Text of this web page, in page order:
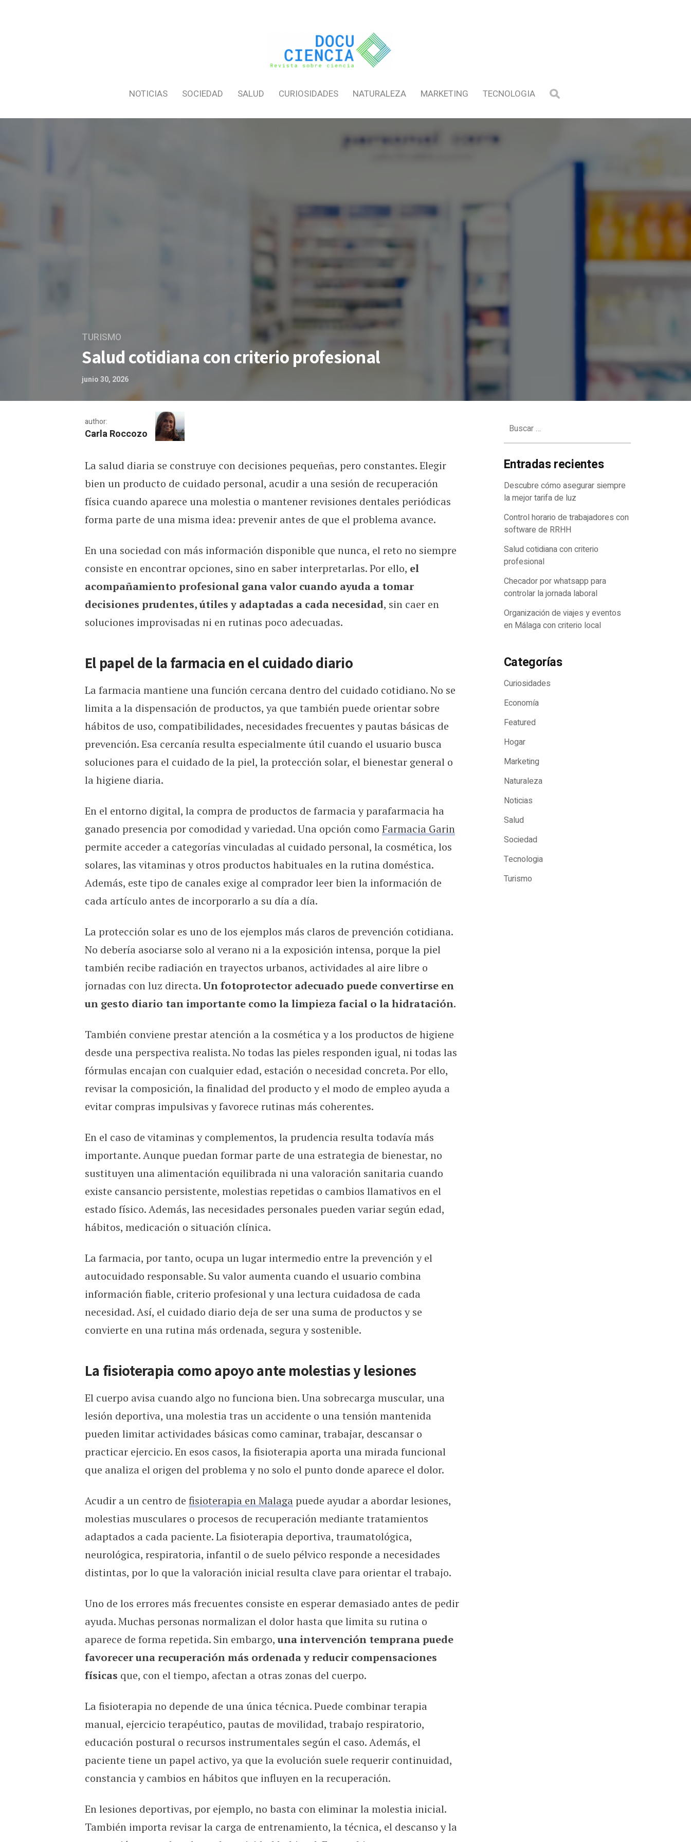
NOTICIAS SOCIEDAD SALUD CURIOSIDADES NATURALEZA MARKETING TECNOLOGIA
TURISMO
Salud cotidiana con criterio profesional
junio 30, 2026
author:
Carla Roccozo
Salud cotidiana con criterio profesional
La salud diaria se construye con decisiones pequeñas, pero constantes. Elegir
bien un producto de cuidado personal, acudir a una sesión de recuperación
física cuando aparece una molestia o mantener revisiones dentales periódicas
forma parte de una misma idea: prevenir antes de que el problema avance.
En una sociedad con más información disponible que nunca, el reto no siempre
consiste en encontrar opciones, sino en saber interpretarlas. Por ello, el
acompañamiento profesional gana valor cuando ayuda a tomar
decisiones prudentes, útiles y adaptadas a cada necesidad, sin caer en
soluciones improvisadas ni en rutinas poco adecuadas.
El papel de la farmacia en el cuidado diario
La farmacia mantiene una función cercana dentro del cuidado cotidiano. No se
limita a la dispensación de productos, ya que también puede orientar sobre
hábitos de uso, compatibilidades, necesidades frecuentes y pautas básicas de
prevención. Esa cercanía resulta especialmente útil cuando el usuario busca
soluciones para el cuidado de la piel, la protección solar, el bienestar general o
la higiene diaria.
En el entorno digital, la compra de productos de farmacia y parafarmacia ha
ganado presencia por comodidad y variedad. Una opción como Farmacia Garin
permite acceder a categorías vinculadas al cuidado personal, la cosmética, los
solares, las vitaminas y otros productos habituales en la rutina doméstica.
Además, este tipo de canales exige al comprador leer bien la información de
cada artículo antes de incorporarlo a su día a día.
La protección solar es uno de los ejemplos más claros de prevención cotidiana.
No debería asociarse solo al verano ni a la exposición intensa, porque la piel
también recibe radiación en trayectos urbanos, actividades al aire libre o
jornadas con luz directa.Un fotoprotector adecuado puede convertirse en
un gesto diario tan importante como la limpieza facial o la hidratación.
También conviene prestar atención a la cosmética y a los productos de higiene
desde una perspectiva realista. No todas las pieles responden igual, ni todas las
fórmulas encajan con cualquier edad, estación o necesidad concreta. Por ello,
revisar la composición, la finalidad del producto y el modo de empleo ayuda a
evitar compras impulsivas y favorece rutinas más coherentes.
En el caso de vitaminas y complementos, la prudencia resulta todavía más
importante. Aunque puedan formar parte de una estrategia de bienestar, no
sustituyen una alimentación equilibrada ni una valoración sanitaria cuando
existe cansancio persistente, molestias repetidas o cambios llamativos en el
estado físico. Además, las necesidades personales pueden variar según edad,
hábitos, medicación o situación clínica.
La farmacia, por tanto, ocupa un lugar intermedio entre la prevención y el
autocuidado responsable. Su valor aumenta cuando el usuario combina
información fiable, criterio profesional y una lectura cuidadosa de cada
necesidad. Así, el cuidado diario deja de ser una suma de productos y se
convierte en una rutina más ordenada, segura y sostenible.
La fisioterapia como apoyo ante molestias y lesiones
El cuerpo avisa cuando algo no funciona bien. Una sobrecarga muscular, una
lesión deportiva, una molestia tras un accidente o una tensión mantenida
pueden limitar actividades básicas como caminar, trabajar, descansar o
practicar ejercicio. En esos casos, la fisioterapia aporta una mirada funcional
que analiza el origen del problema y no solo el punto donde aparece el dolor.
Acudir a un centro de fisioterapia en Malaga puede ayudar a abordar lesiones,
molestias musculares o procesos de recuperación mediante tratamientos
adaptados a cada paciente. La fisioterapia deportiva, traumatológica,
neurológica, respiratoria, infantil o de suelo pélvico responde a necesidades
distintas, por lo que la valoración inicial resulta clave para orientar el trabajo.
Uno de los errores más frecuentes consiste en esperar demasiado antes de pedir
ayuda. Muchas personas normalizan el dolor hasta que limita su rutina o
aparece de forma repetida. Sin embargo, una intervención temprana puede
favorecer una recuperación más ordenada y reducir compensaciones
físicas que, con el tiempo, afectan a otras zonas del cuerpo.
La fisioterapia no depende de una única técnica. Puede combinar terapia
manual, ejercicio terapéutico, pautas de movilidad, trabajo respiratorio,
educación postural o recursos instrumentales según el caso. Además, el
paciente tiene un papel activo, ya que la evolución suele requerir continuidad,
constancia y cambios en hábitos que influyen en la recuperación.
En lesiones deportivas, por ejemplo, no basta con eliminar la molestia inicial.
También importa revisar la carga de entrenamiento, la técnica, el descanso y la
Entradas recientes
Descubre cómo asegurar siempre
la mejor tarifa de luz
Control horario de trabajadores con
software de RRHH
Salud cotidiana con criterio
profesional
Checador por whatsapp para
controlar la jornada laboral
Organización de viajes y eventos
en Málaga con criterio local
Categorías
Curiosidades
Economía
Featured
Hogar
Marketing
Naturaleza
Noticias
Salud
Sociedad
Tecnologia
Turismo